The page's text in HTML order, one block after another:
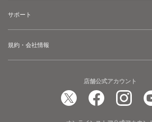
サポート
規約・会社情報
店舗公式アカウント